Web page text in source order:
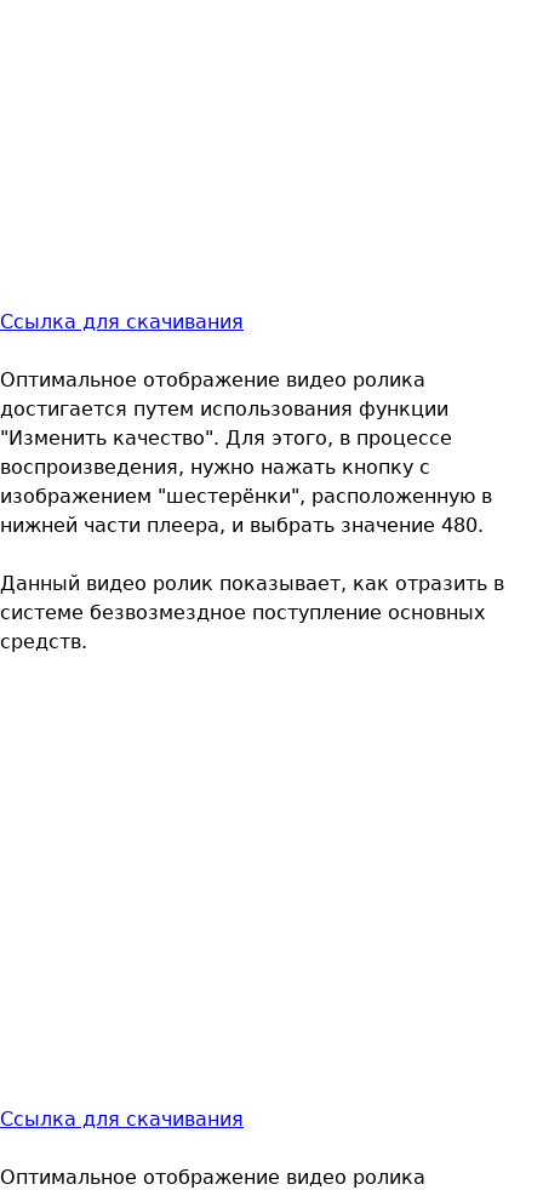
Ссылка для скачивания
Оптимальное отображение видео ролика
достигается путем использования функции
"Изменить качество". Для этого, в процессе
воспроизведения, нужно нажать кнопку с
изображением "шестерёнки", расположенную в
нижней части плеера, и выбрать значение 480.
Данный видео ролик показывает, как отразить в
системе безвозмездное поступление основных
средств.
Ссылка для скачивания
Оптимальное отображение видео ролика